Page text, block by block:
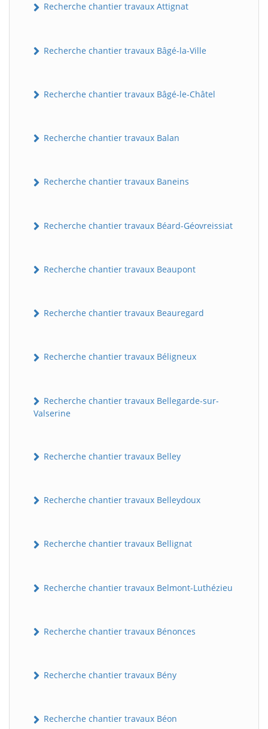
Recherche chantier travaux Attignat
Recherche chantier travaux Bâgé-la-Ville
Recherche chantier travaux Bâgé-le-Châtel
Recherche chantier travaux Balan
Recherche chantier travaux Baneins
Recherche chantier travaux Béard-Géovreissiat
Recherche chantier travaux Beaupont
Recherche chantier travaux Beauregard
Recherche chantier travaux Béligneux
Recherche chantier travaux Bellegarde-sur-
Valserine
Recherche chantier travaux Belley
Recherche chantier travaux Belleydoux
Recherche chantier travaux Bellignat
Recherche chantier travaux Belmont-Luthézieu
Recherche chantier travaux Bénonces
Recherche chantier travaux Bény
Recherche chantier travaux Béon